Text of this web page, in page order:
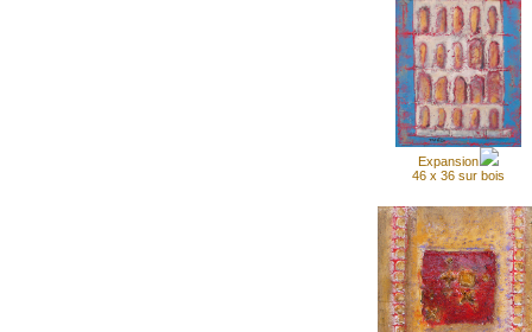
Expansion
46 x 36 sur bois